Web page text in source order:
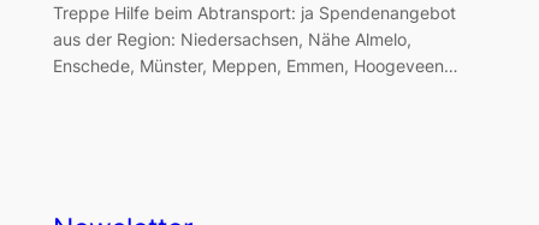
Treppe Hilfe beim Abtransport: ja Spendenangebot
aus der Region: Niedersachsen, Nähe Almelo,
Enschede, Münster, Meppen, Emmen, Hoogeveen…